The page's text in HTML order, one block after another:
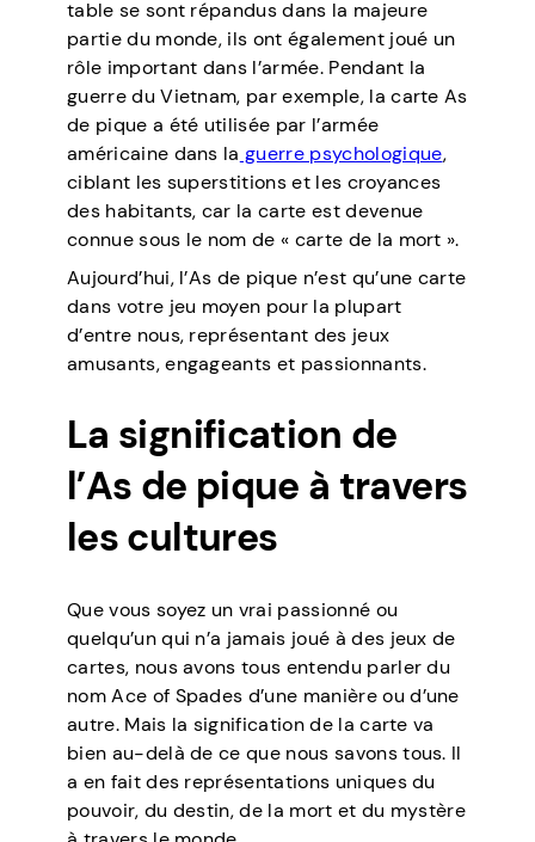
table se sont répandus dans la majeure
partie du monde, ils ont également joué un
rôle important dans l’armée. Pendant la
guerre du Vietnam, par exemple, la carte As
de pique a été utilisée par l’armée
américaine dans la guerre psychologique,
ciblant les superstitions et les croyances
des habitants, car la carte est devenue
connue sous le nom de « carte de la mort ».
Aujourd’hui, l’As de pique n’est qu’une carte
dans votre jeu moyen pour la plupart
d’entre nous, représentant des jeux
amusants, engageants et passionnants.
La signification de
l’As de pique à travers
les cultures
Que vous soyez un vrai passionné ou
quelqu’un qui n’a jamais joué à des jeux de
cartes, nous avons tous entendu parler du
nom Ace of Spades d’une manière ou d’une
autre. Mais la signification de la carte va
bien au-delà de ce que nous savons tous. Il
a en fait des représentations uniques du
pouvoir, du destin, de la mort et du mystère